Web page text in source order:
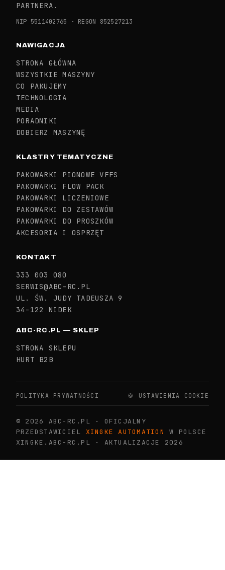
PARTNERA.
NIP 5511402765 · REGON 852527213
NAWIGACJA
STRONA GŁÓWNA
WSZYSTKIE MASZYNY
CO PAKUJEMY
TECHNOLOGIA
MEDIA
PORADNIKI
DOBIERZ MASZYNĘ
KLASTRY TEMATYCZNE
PAKOWARKI PIONOWE VFFS
PAKOWARKI FLOW PACK
PAKOWARKI LICZENIOWE
PAKOWARKI DO ZESTAWÓW
PAKOWARKI DO PROSZKÓW
AKCESORIA I OSPRZĘT
KONTAKT
333 003 080
SERWIS@ABC-RC.PL
UL. ŚW. JUDY TADEUSZA 9
34-122 NIDEK
ABC-RC.PL — SKLEP
STRONA SKLEPU
HURT B2B
POLITYKA PRYWATNOŚCI 🍪 USTAWIENIA COOKIE
© 2026 ABC-RC.PL · OFICJALNY
PRZEDSTAWICIEL XINGKE AUTOMATION
W POLSCE
XINGKE.ABC-RC.PL · AKTUALIZACJE 2026